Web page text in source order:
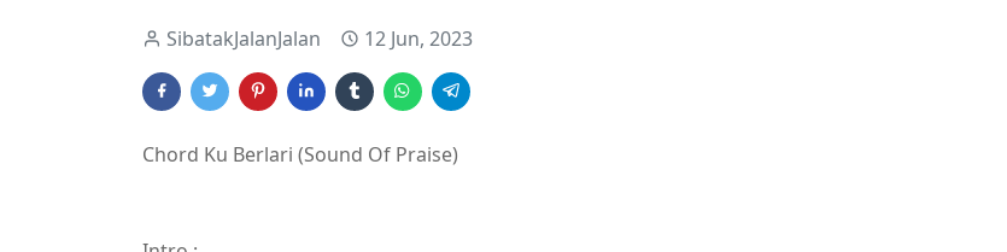
SibatakJalanJalan 12 Jun, 2023
Chord Ku Berlari (Sound Of Praise)